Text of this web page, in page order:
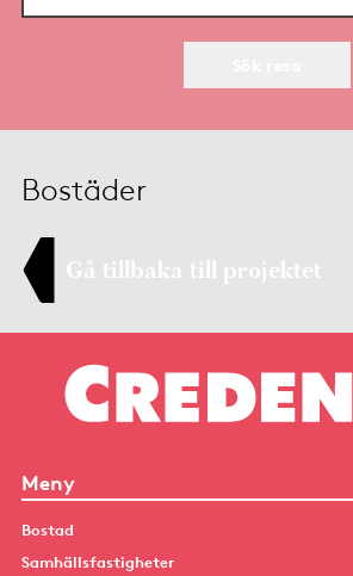
Bostäder
Gå tillbaka till projektet
Meny
Bostad
Samhällsfastigheter